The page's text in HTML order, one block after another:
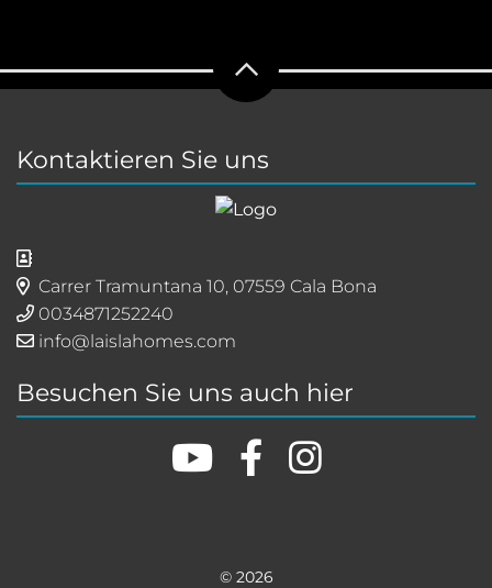
Kontaktieren Sie uns
Carrer Tramuntana 10, 07559 Cala Bona
0034871252240
info@laislahomes.com
Besuchen Sie uns auch hier
© 2026